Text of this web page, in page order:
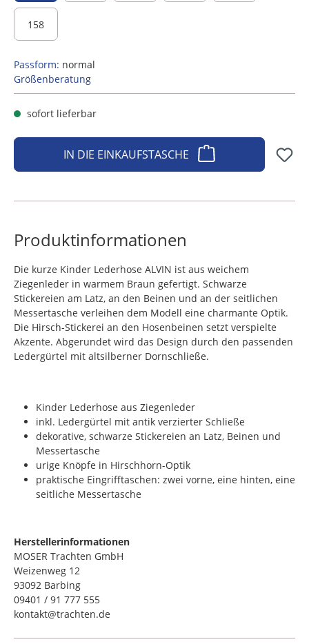
158
Passform: normal
Größenberatung
sofort lieferbar
IN DIE EINKAUFSTASCHE
Produktinformationen
Die kurze Kinder Lederhose ALVIN ist aus weichem
Ziegenleder in warmem Braun gefertigt. Schwarze
Stickereien am Latz, an den Beinen und an der seitlichen
Messertasche verleihen dem Modell eine charmante Optik.
Die Hirsch-Stickerei an den Hosenbeinen setzt verspielte
Akzente. Abgerundet wird das Design durch den passenden
Ledergürtel mit altsilberner Dornschließe.
Kinder Lederhose aus Ziegenleder
inkl. Ledergürtel mit antik verzierter Schließe
dekorative, schwarze Stickereien an Latz, Beinen und
Messertasche
urige Knöpfe in Hirschhorn-Optik
praktische Eingrifftaschen: zwei vorne, eine hinten, eine
seitliche Messertasche
Herstellerinformationen
MOSER Trachten GmbH
Weizenweg 12
93092 Barbing
09401 / 91 777 555
kontakt@trachten.de